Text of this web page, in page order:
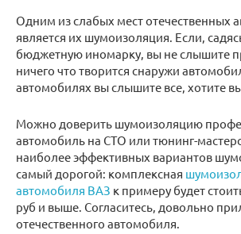
Одним из слабых мест отечественных
является их шумоизоляция. Если,
бюджетную иномарку, вы не слышите
ничего что творится снаружи
автомобилях вы слышите все, хотите
Можно доверить шумоизоляцию
автомобиль на СТО или тюнинг-
наиболее эффективных вариантов
самый дорогой: комплексная
автомобиля ВАЗ к примеру будет
руб и выше. Согласитесь, довольно
отечественного автомобиля.